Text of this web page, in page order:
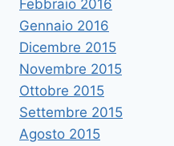
Febbraio 2016
Gennaio 2016
Dicembre 2015
Novembre 2015
Ottobre 2015
Settembre 2015
Agosto 2015